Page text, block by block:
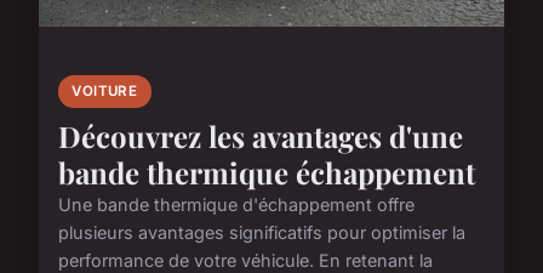
VOITURE
Découvrez les avantages d'une
bande thermique échappement
Une bande thermique d'échappement offre
plusieurs avantages significatifs pour optimiser la
performance de votre véhicule. En retenant la